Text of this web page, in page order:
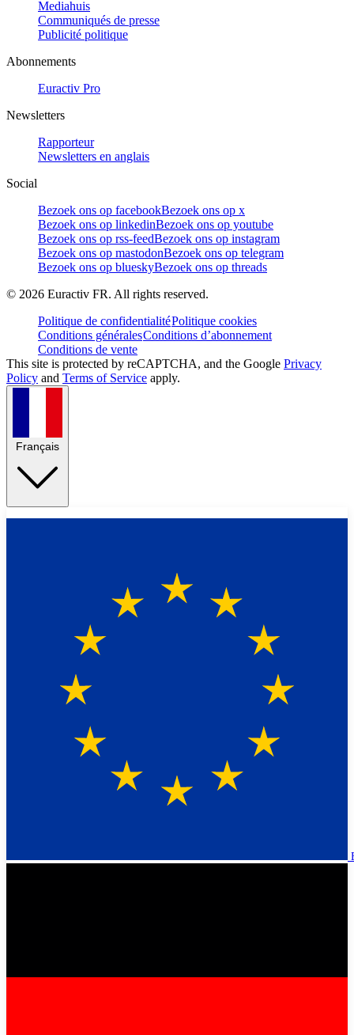
Mediahuis
Communiqués de presse
Publicité politique
Abonnements
Euractiv Pro
Newsletters
Rapporteur
Newsletters en anglais
Social
Bezoek ons op facebookBezoek ons op x
Bezoek ons op linkedinBezoek ons op youtube
Bezoek ons op rss-feedBezoek ons op instagram
Bezoek ons op mastodonBezoek ons op telegram
Bezoek ons op blueskyBezoek ons op threads
© 2026 Euractiv FR. All rights reserved.
Politique de confidentialitéPolitique cookies
Conditions généralesConditions d’abonnement
Conditions de vente
This site is protected by reCAPTCHA, and the Google Privacy
Policy and Terms of Service apply.
Français